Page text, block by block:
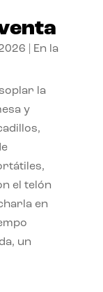
En la
la
y
el telón
en
un